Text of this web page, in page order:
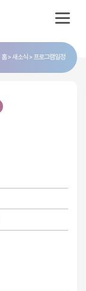
홈 새소식 프로그램일정